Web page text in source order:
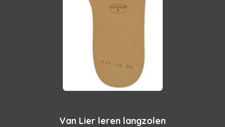
Van Lier leren langzolen